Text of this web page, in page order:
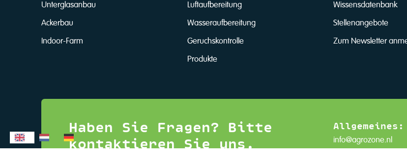
Unterglasanbau
Ackerbau
Indoor-Farm
Luftaufbereitung
Wasseraufbereitung
Geruchskontrolle
Produkte
Wissensdatenbank
Stellenangebote
Zum Newsletter
Haben Sie Fragen? Bitte
kontaktieren Sie uns.
Allgemeines:
info@agrozone.nl